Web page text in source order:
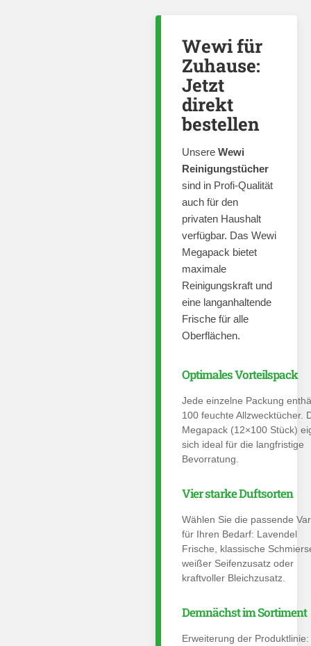
Wewi für
Zuhause:
Jetzt
direkt
bestellen
Unsere Wewi
Reinigungstücher
sind in Profi-Qualität
auch für den
privaten Haushalt
verfügbar. Das Wewi
Megapack bietet
maximale
Reinigungskraft und
eine langanhaltende
Frische für alle
Oberflächen.
Optimales Vorteilspack
Jede einzelne Packung
100 feuchte Allzwecktücher.
Megapack (12×100 Stück)
sich ideal für die langfristige
Bevorratung.
Vier starke Duftsorten
Wählen Sie die passende
für Ihren Bedarf: Lavendel
Frische, klassische
weißer Seifenzusatz oder
kraftvoller Bleichzusatz.
Demnächst im Sortiment
Erweiterung der Produktlinie: